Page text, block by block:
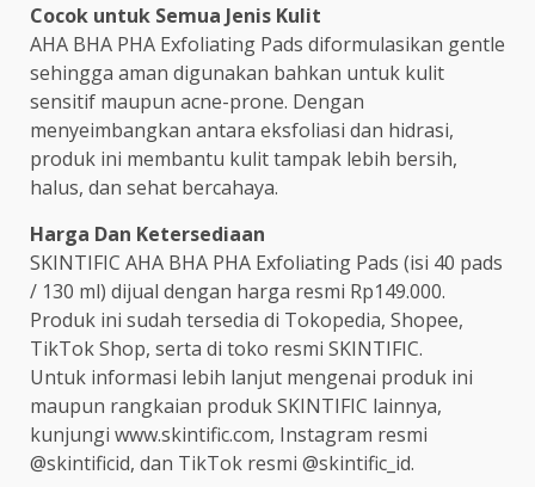
Cocok untuk Semua Jenis Kulit
AHA BHA PHA Exfoliating Pads diformulasikan gentle
sehingga aman digunakan bahkan untuk kulit
sensitif maupun acne-prone. Dengan
menyeimbangkan antara eksfoliasi dan hidrasi,
produk ini membantu kulit tampak lebih bersih,
halus, dan sehat bercahaya.
Harga Dan Ketersediaan
SKINTIFIC AHA BHA PHA Exfoliating Pads (isi 40 pads
/ 130 ml) dijual dengan harga resmi Rp149.000.
Produk ini sudah tersedia di Tokopedia, Shopee,
TikTok Shop, serta di toko resmi SKINTIFIC.
Untuk informasi lebih lanjut mengenai produk ini
maupun rangkaian produk SKINTIFIC lainnya,
kunjungi www.skintific.com, Instagram resmi
@skintificid, dan TikTok resmi @skintific_id.